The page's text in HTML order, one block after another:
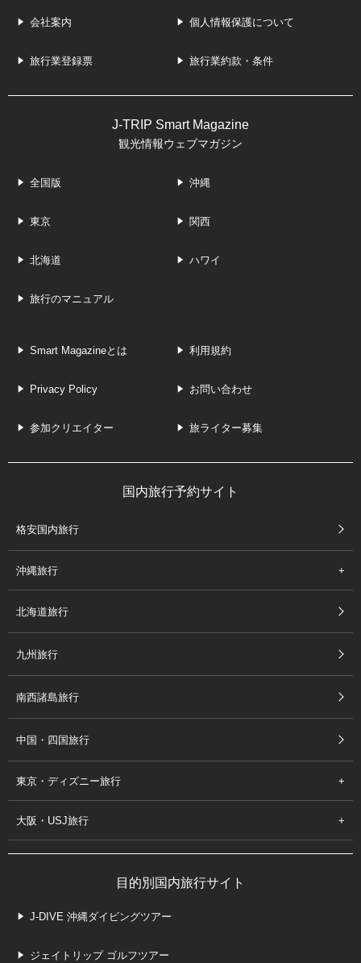
会社案内 個人情報保護について
旅行業登録票 旅行業約款・条件
J-TRIP Smart Magazine
観光情報ウェブマガジン
全国版 沖縄
東京 関西
北海道 ハワイ
旅行のマニュアル
Smart Magazineとは 利用規約
Privacy Policy お問い合わせ
参加クリエイター 旅ライター募集
国内旅行予約サイト
格安国内旅行
沖縄旅行
北海道旅行
九州旅行
南西諸島旅行
中国・四国旅行
東京・ディズニー旅行
大阪・USJ旅行
目的別国内旅行サイト
J-DIVE 沖縄ダイビングツアー
ジェイトリップ ゴルフツアー